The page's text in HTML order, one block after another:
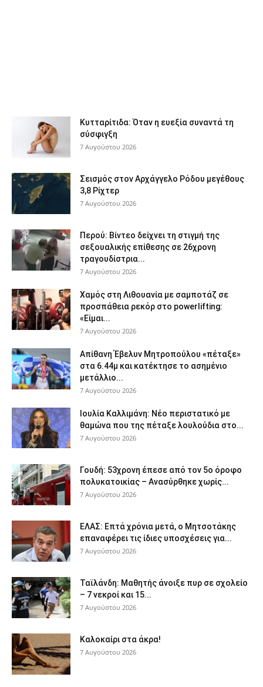
Κυτταρίτιδα: Όταν η ευεξία συναντά τη
σύσφιγξη
7 Αυγούστου 2026
Σεισμός στον Αρχάγγελο Ρόδου μεγέθους
3,8 Ρίχτερ
7 Αυγούστου 2026
Περού: Βίντεο δείχνει τη στιγμή της
σεξουαλικής επίθεσης σε 26χρονη
τραγουδίστρια...
7 Αυγούστου 2026
Χαμός στη Λιθουανία με σαμποτάζ σε
προσπάθεια ρεκόρ στο powerlifting:
«Είμαι...
7 Αυγούστου 2026
Απίθανη Έβελυν Μητροπούλου «πέταξε»
στα 6.44μ και κατέκτησε το ασημένιο
μετάλλιο...
7 Αυγούστου 2026
Ιουλία Καλλιμάνη: Νέο περιστατικό με
θαμώνα που της πέταξε λουλούδια στο...
7 Αυγούστου 2026
Γουδή: 53χρονη έπεσε από τον 5ο όροφο
πολυκατοικίας – Ανασύρθηκε χωρίς...
7 Αυγούστου 2026
ΕΛΑΣ: Επτά χρόνια μετά, ο Μητσοτάκης
επαναφέρει τις ίδιες υποσχέσεις για...
7 Αυγούστου 2026
Ταϊλάνδη: Μαθητής άνοιξε πυρ σε σχολείο
– 7 νεκροί και 15...
7 Αυγούστου 2026
Καλοκαίρι στα άκρα!
7 Αυγούστου 2026